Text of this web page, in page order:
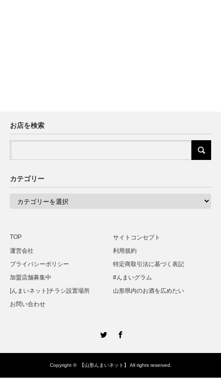
お店を検索
カテゴリー
TOP
サイトコンセプト
運営会社
利用規約
プライバシーポリシー
特定商取引法に基づく表記
加盟店舗募集中
#んまいグラム
[んまいネット]チラシ設置場所
山形県内のお酒を広めたい
お問い合わせ
Copyright © 【山形んまいネット】 All rights reserved.